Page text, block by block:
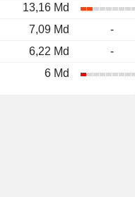
13,16 Md
7,09 Md
-
6,22 Md
-
6 Md